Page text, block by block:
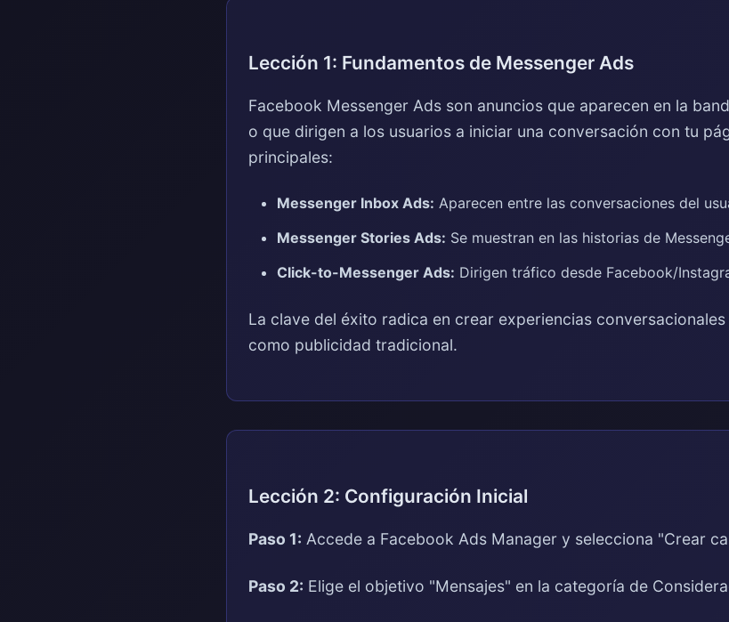
Lección 1: Fundamentos de Messenger Ads
Facebook Messenger Ads son anuncios que aparecen en la
o que dirigen a los usuarios a iniciar una conversación con tu
principales:
Messenger Inbox Ads: Aparecen entre las conversaciones del
Messenger Stories Ads: Se muestran en las historias de
Click-to-Messenger Ads: Dirigen tráfico desde Facebook/
La clave del éxito radica en crear experiencias
como publicidad tradicional.
Lección 2: Configuración Inicial
Paso 1: Accede a Facebook Ads Manager y selecciona "Crear
Paso 2: Elige el objetivo "Mensajes" en la categoría de